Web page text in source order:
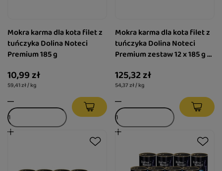
Mokra karma dla kota filet z
tuńczyka Dolina Noteci
Premium 185 g
10,99 zł
59,41 zł / kg
Mokra karma dla kota filet z
tuńczyka Dolina Noteci
Premium zestaw 12 x 185 g +
125,32 zł
54,37 zł / kg